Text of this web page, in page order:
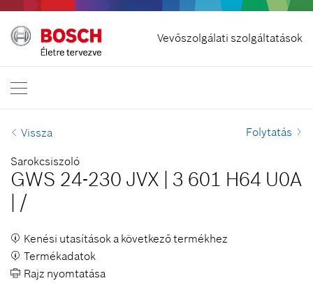
Vevőszolgálati szolgáltatások
Szerződés visszavonása
Bosch Professional
Lépjen velünk kapcsolatba
Vissza Folytatás
Sarokcsiszoló
GWS 24-230 JVX 3 601 H64 U0A
/
Kenési utasítások a következő termékhez
Termékadatok
Rajz nyomtatása